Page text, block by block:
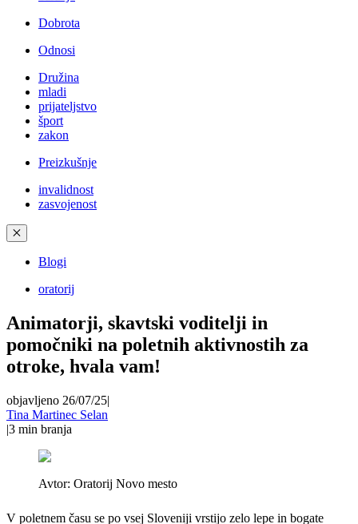
Dobrota
Odnosi
Družina
mladi
prijateljstvo
šport
zakon
Preizkušnje
invalidnost
zasvojenost
✕
Blogi
oratorij
Animatorji, skavtski voditelji in
pomočniki na poletnih aktivnostih za
otroke, hvala vam!
objavljeno 26/07/25|
Tina Martinec Selan
|3 min branja
Avtor: Oratorij Novo mesto
V poletnem času se po vsej Sloveniji vrstijo zelo lepe in bogate